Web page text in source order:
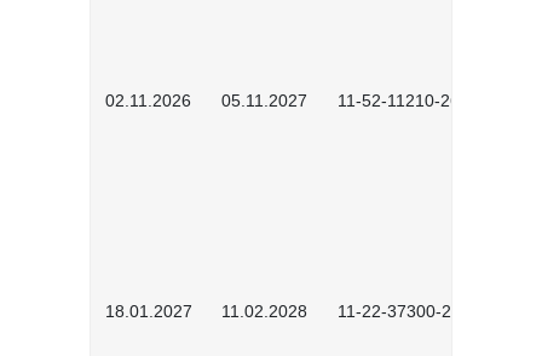
02.11.2026 05.11.2027 11-52-11210-2604
18.01.2027 11.02.2028 11-22-37300-2701